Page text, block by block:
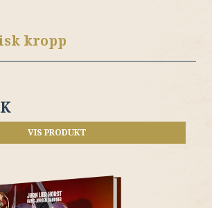
kropp
VIS PRODUKT